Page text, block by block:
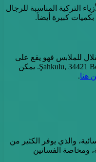
التركية المناسبة للرجال
كبيرة أيضاً.
للملابس فهو يقع على
العنوان التالي: Şahkulu, 34421 Beyoğlu/İstanbul, Turkey. يمكن
هنا.
والذي يوفر الكثير من
ومخاصة الفساتين